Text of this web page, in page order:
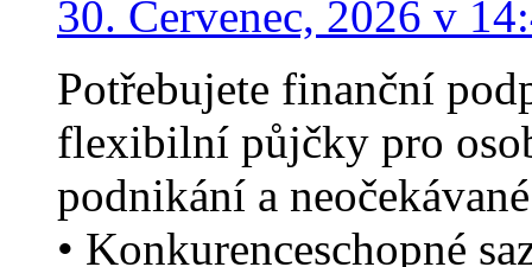
30. Červenec, 2026 v
Potřebujete finanční
flexibilní půjčky pro
podnikání a
• Konkurenceschopné